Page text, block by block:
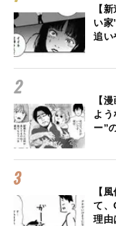
【
い
追い
【
よう
ー”
【
て、
理